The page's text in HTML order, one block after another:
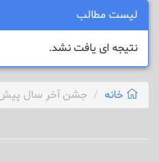
لیست مطالب
نتیجه ای یافت نشد.
خانه جشن آخر سال